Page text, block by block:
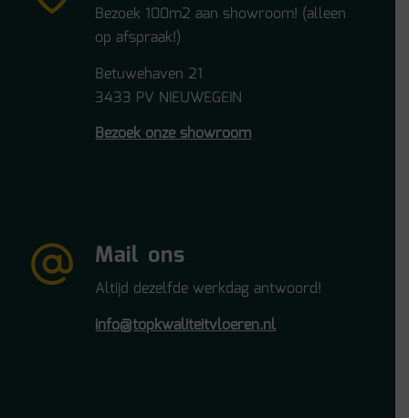
Bezoek 100m2 aan showroom! (alleen
op afspraak!)
Betuwehaven 21
3433 PV NIEUWEGEIN
Bezoek onze showroom
Mail ons
Altijd dezelfde werkdag antwoord!
info@topkwaliteitvloeren.nl